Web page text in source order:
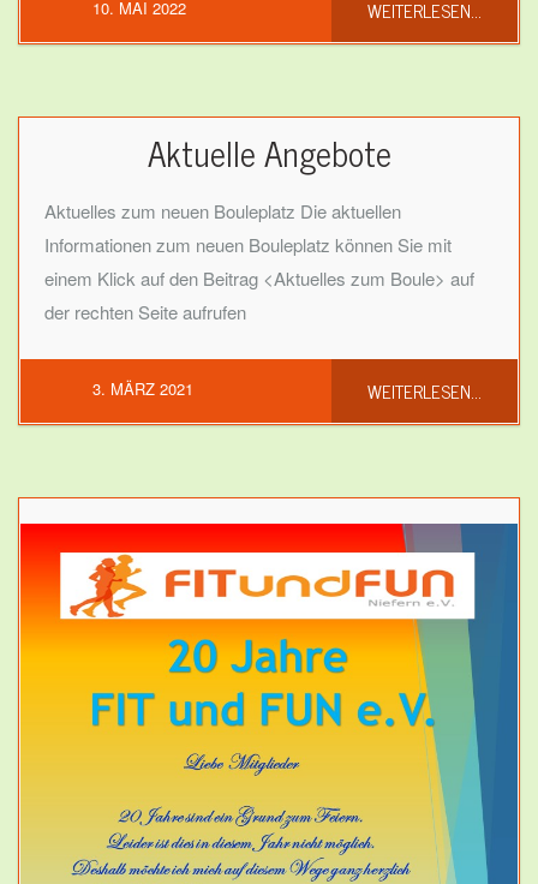
WEITERLESEN...
10. MAI 2022
Aktuelle Angebote
Aktuelles zum neuen Bouleplatz Die aktuellen
Informationen zum neuen Bouleplatz können Sie mit
einem Klick auf den Beitrag <Aktuelles zum Boule> auf
der rechten Seite aufrufen
WEITERLESEN...
3. MÄRZ 2021